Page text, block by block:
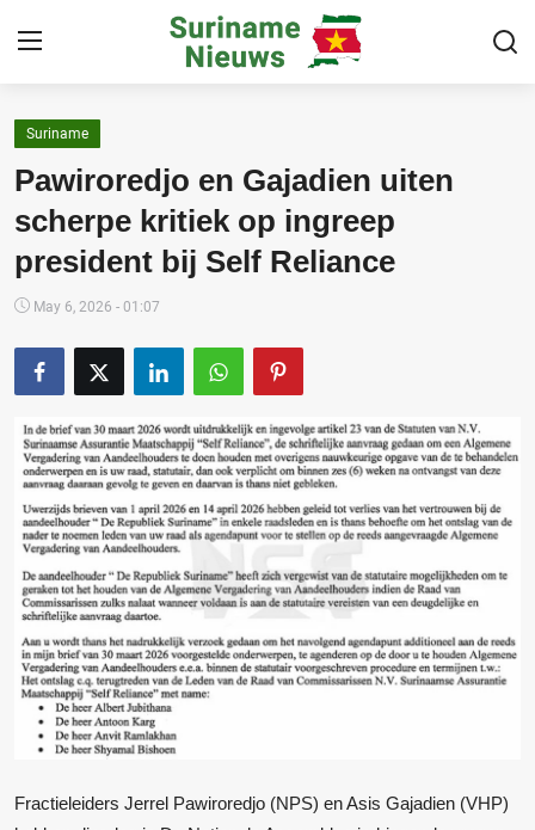
Home
Buitenland
Sport
Cultuur & Media
Over
Suriname
Pawiroredjo en Gajadien uiten
scherpe kritiek op ingreep
president bij Self Reliance
May 6, 2026 - 01:07
Fractieleiders Jerrel Pawiroredjo (NPS) en Asis Gajadien (VHP)